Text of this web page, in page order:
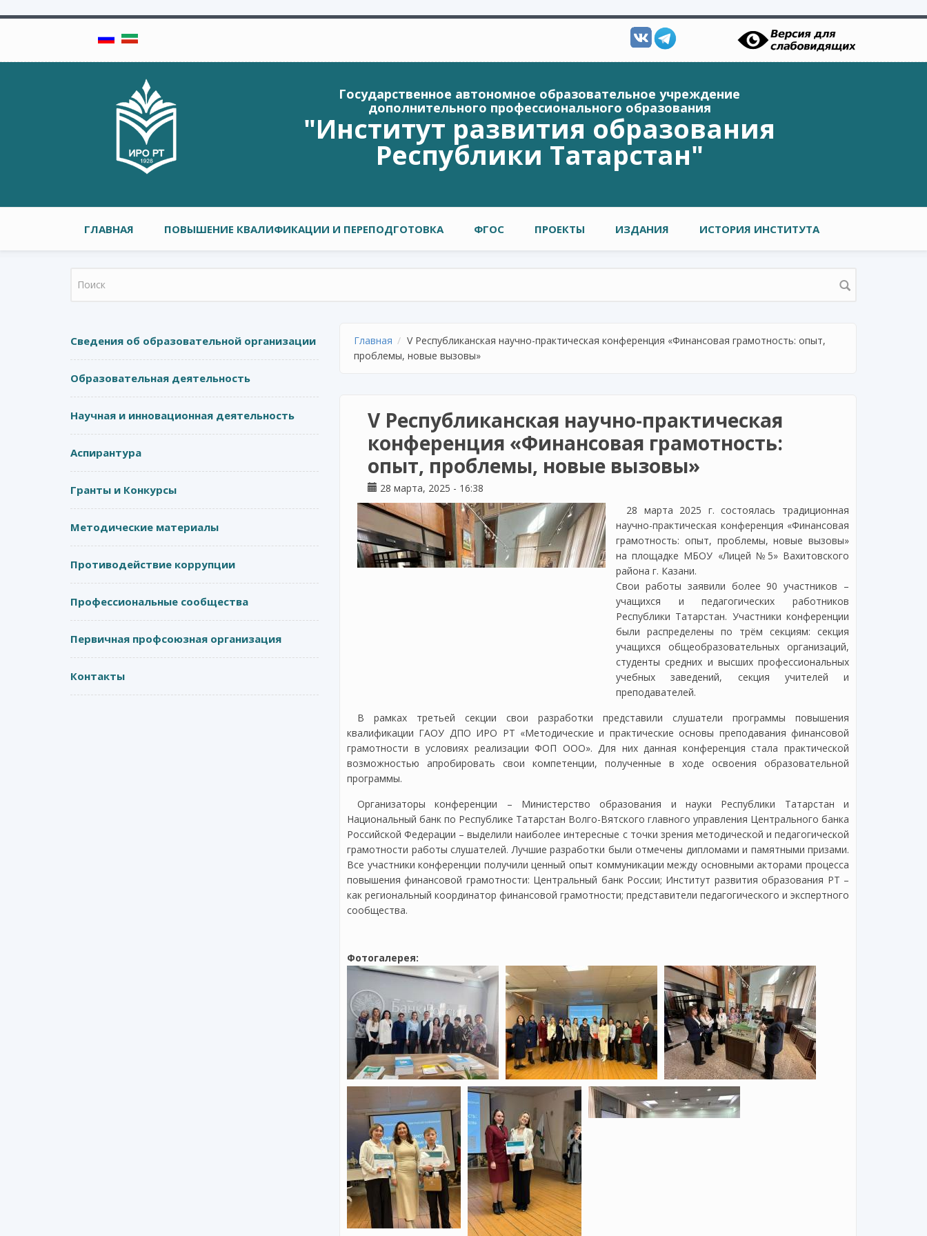
Государственное автономное образовательное учреждение
дополнительного профессионального образования
"Институт развития образования
Республики Татарстан"
Главное меню
ГЛАВНАЯ ПОВЫШЕНИЕ КВАЛИФИКАЦИИ И ПЕРЕПОДГОТОВКА ФГОС ПРОЕКТЫ ИЗДАНИЯ ИСТОРИЯ ИНСТИТУТА
Форма поиска
Сведения об образовательной организации
Образовательная деятельность
Научная и инновационная деятельность
Аспирантура
Гранты и Конкурсы
Методические материалы
Противодействие коррупции
Профессиональные сообщества
Первичная профсоюзная организация
Контакты
Главная
V Республиканская научно-практическая конференция «Финансовая грамотность: опыт,
проблемы, новые вызовы»
V Республиканская научно-практическая
конференция «Финансовая грамотность:
опыт, проблемы, новые вызовы»
28 марта, 2025 - 16:38
28 марта 2025 г. состоялась традиционная
научно-практическая конференция «Финансовая
грамотность: опыт, проблемы, новые вызовы»
на площадке МБОУ «Лицей №5» Вахитовского
района г. Казани.
Свои работы заявили более 90 участников –
учащихся и педагогических работников
Республики Татарстан. Участники конференции
были распределены по трём секциям: секция
учащихся общеобразовательных организаций,
студенты средних и высших профессиональных
учебных заведений, секция учителей и
преподавателей.
В рамках третьей секции свои разработки представили слушатели программы повышения
квалификации ГАОУ ДПО ИРО РТ «Методические и практические основы преподавания финансовой
грамотности в условиях реализации ФОП ООО». Для них данная конференция стала практической
возможностью апробировать свои компетенции, полученные в ходе освоения образовательной
программы.
Организаторы конференции – Министерство образования и науки Республики Татарстан и
Национальный банк по Республике Татарстан Волго-Вятского главного управления Центрального банка
Российской Федерации – выделили наиболее интересные с точки зрения методической и педагогической
грамотности работы слушателей. Лучшие разработки были отмечены дипломами и памятными призами.
Все участники конференции получили ценный опыт коммуникации между основными акторами процесса
повышения финансовой грамотности: Центральный банк России; Институт развития образования РТ –
как региональный координатор финансовой грамотности; представители педагогического и экспертного
сообщества.
Фотогалерея: